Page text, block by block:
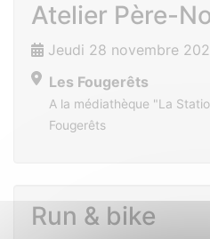
Atelier Père-
Jeudi 28 novembre
Les Fougerêts
A la médiathèque "La
Fougerêts
Run & bike